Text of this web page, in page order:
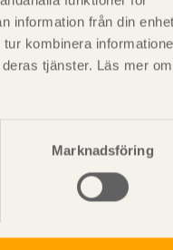
information från din enhet
kombinera
tjänster. Läs mer om
Marknadsföring
värnar om personlig